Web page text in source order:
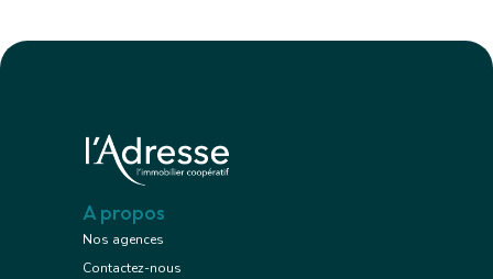
A propos
Nos agences
Contactez-nous